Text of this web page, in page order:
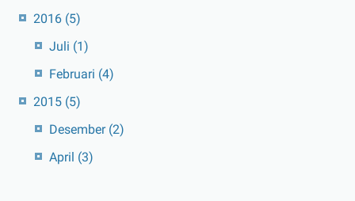
2016 (5)
Juli (1)
Februari (4)
2015 (5)
Desember (2)
April (3)